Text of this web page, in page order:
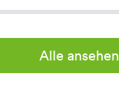
Alle ansehen